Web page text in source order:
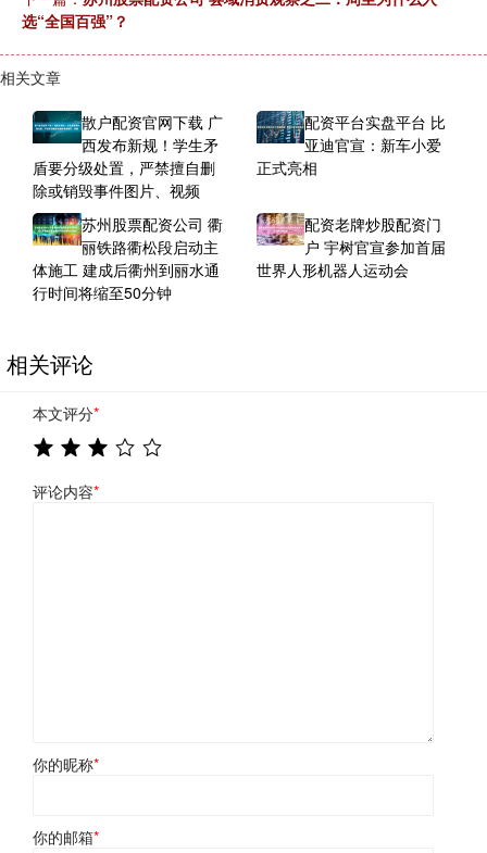
选“全国百强”？
相关文章
散户配资官网下载 广
西发布新规！学生矛
盾要分级处置，严禁擅自删
除或销毁事件图片、视频
配资平台实盘平台 比
亚迪官宣：新车小爱
正式亮相
苏州股票配资公司 衢
丽铁路衢松段启动主
体施工 建成后衢州到丽水通
行时间将缩至50分钟
配资老牌炒股配资门
户 宇树官宣参加首届
世界人形机器人运动会
相关评论
本文评分*
评论内容*
你的昵称*
你的邮箱*